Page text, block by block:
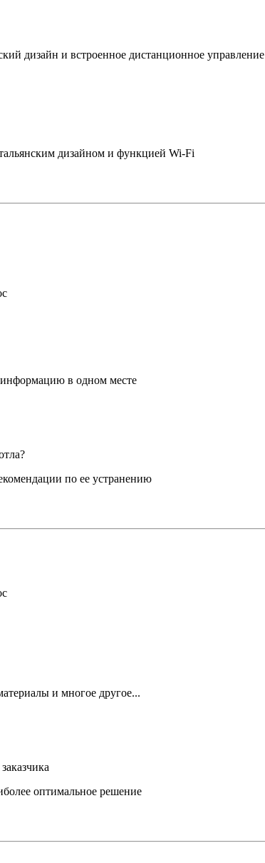
дизайн и встроенное дистанционное управление
дизайном и функцией Wi-Fi
в одном месте
по ее устранению
и многое другое...
оптимальное решение